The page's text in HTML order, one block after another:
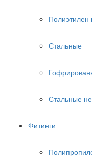
Полиэтилен
Стальные
Стальные
Фитинги